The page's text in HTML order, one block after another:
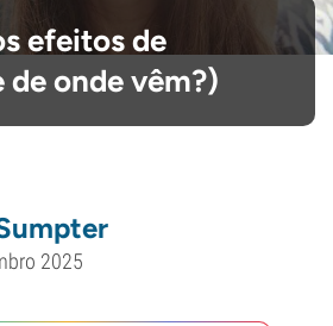
efeitos de
onde vêm?)
2025